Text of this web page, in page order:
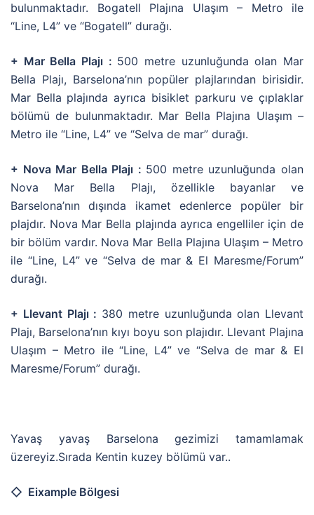
bulunmaktadır. Bogatell Plajına Ulaşım – Metro ile
“Line, L4” ve “Bogatell” durağı.
+ Mar Bella Plajı : 500 metre uzunluğunda olan Mar
Bella Plajı, Barselona’nın popüler plajlarından birisidir.
Mar Bella plajında ayrıca bisiklet parkuru ve çıplaklar
bölümü de bulunmaktadır. Mar Bella Plajına Ulaşım –
Metro ile “Line, L4” ve “Selva de mar” durağı.
+ Nova Mar Bella Plajı : 500 metre uzunluğunda olan
Nova Mar Bella Plajı, özellikle bayanlar ve
Barselona’nın dışında ikamet edenlerce popüler bir
plajdır. Nova Mar Bella plajında ayrıca engelliler için de
bir bölüm vardır. Nova Mar Bella Plajına Ulaşım – Metro
ile “Line, L4” ve “Selva de mar & El Maresme/Forum”
durağı.
+ Llevant Plajı : 380 metre uzunluğunda olan Llevant
Plajı, Barselona’nın kıyı boyu son plajıdır. Llevant Plajına
Ulaşım – Metro ile “Line, L4” ve “Selva de mar & El
Maresme/Forum” durağı.
Yavaş yavaş Barselona gezimizi tamamlamak
üzereyiz.Sırada Kentin kuzey bölümü var..
◇ Eixample Bölgesi